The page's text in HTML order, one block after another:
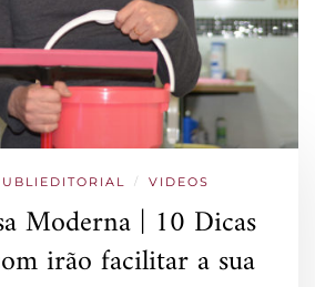
/ VIDEOS
Moderna | 10 Dicas
irão facilitar a sua